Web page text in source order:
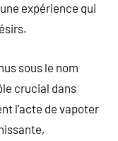
expérience qui
sous le nom
crucial dans
l’acte de vapoter